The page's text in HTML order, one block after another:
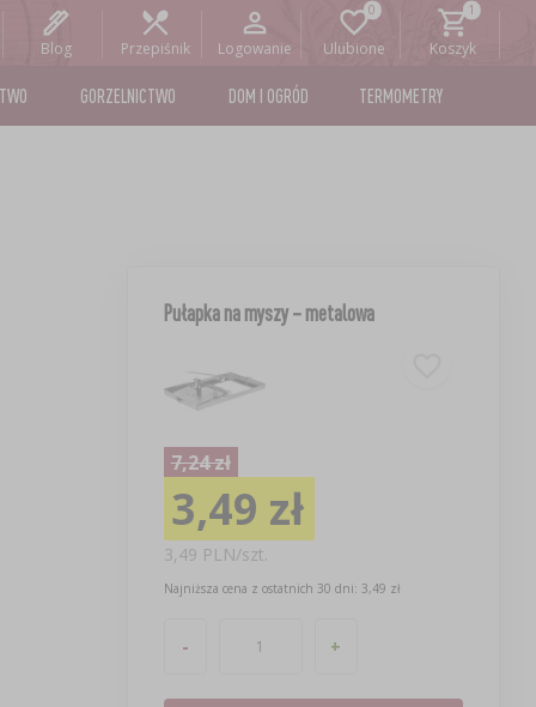
Blog Przepiśnik Logowanie Ulubione Koszyk
GORZELNICTWO DOM I OGRÓD TERMOMETRY
Pułapka na myszy – metalowa
7,24 zł
3,49 zł
3,49 PLN/szt.
Najniższa cena z ostatnich 30 dni: 3,49 zł
- +